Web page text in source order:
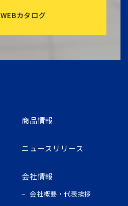
WEBカタログ
商品情報
ニュースリリース
会社情報
会社概要・代表挨拶